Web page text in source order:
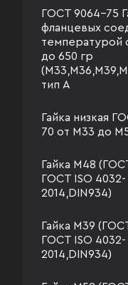
ГОСТ 9064-75
фланцевых
температурой
до 650 гр
тип А
Гайка низкая
70 от М33 до
Гайка М48
ГОСТ ISO 4032-
2014,DIN934)
Гайка М39
ГОСТ ISO 4032-
2014,DIN934)